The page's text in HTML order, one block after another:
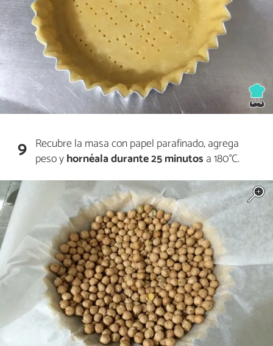
9 Recubre la masa con papel parafinado, agrega
peso yhornéala durante 25 minutos a 180°C.